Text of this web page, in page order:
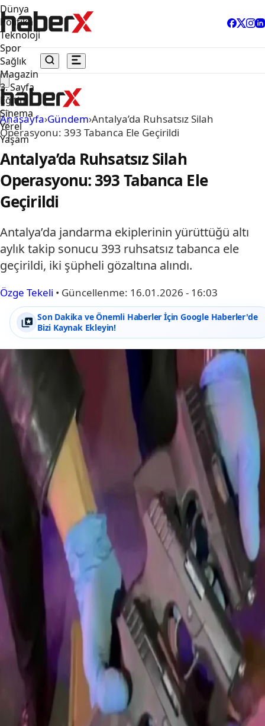
Dünya
Politika
Teknoloji
Spor
Sağlık
Magazin
3. Sayfa
Eğitim
Sinema
Yerel
Yaşam
Anasayfa›Gündem›Antalya’da Ruhsatsız Silah
Operasyonu: 393 Tabanca Ele Geçirildi
Antalya’da Ruhsatsız Silah
Operasyonu: 393 Tabanca Ele
Geçirildi
Antalya’da jandarma ekiplerinin yürüttüğü altı
aylık takip sonucu 393 ruhsatsız tabanca ele
geçirildi, iki şüpheli gözaltına alındı.
Özge Tekeli • Güncellenme: 16.01.2026 - 16:03
Son Dakika ve Önemli Haberler İçin Google Haberler'de
Bizi Kaynak Ekleyin!